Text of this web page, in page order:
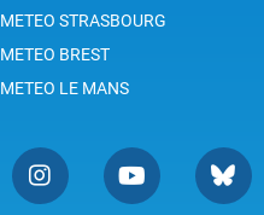
METEO STRASBOURG
METEO BREST
METEO LE MANS